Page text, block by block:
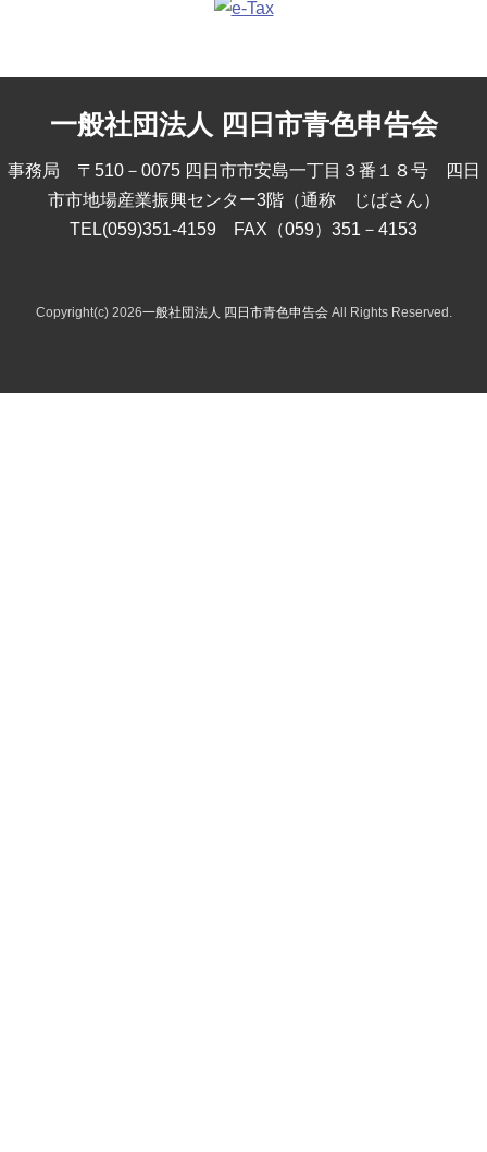
一般社団法人 四日市青色申告会
事務局 〒510－0075 四日市市安島一丁目３番１８号 四日
市市地場産業振興センター3階（通称 じばさん）
TEL(059)351-4159 FAX（059）351－4153
Copyright(c) 2026一般社団法人 四日市青色申告会All Rights Reserved.